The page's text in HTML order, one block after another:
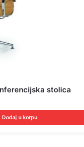
stolica
Dodaj u korpu